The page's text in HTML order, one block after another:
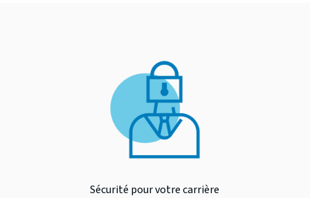
Sécurité pour votre carrière